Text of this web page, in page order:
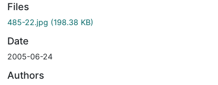
Files
485-22.jpg (198.38 KB)
Date
2005-06-24
Authors